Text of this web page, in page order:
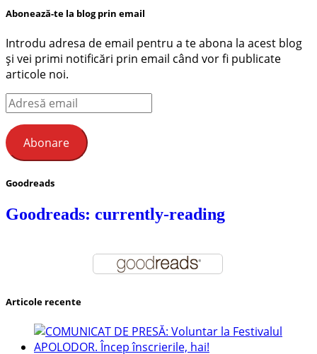
Abonează-te la blog prin email
Introdu adresa de email pentru a te abona la acest blog
și vei primi notificări prin email când vor fi publicate
articole noi.
Adresă
email
Abonare
Goodreads
Goodreads: currently-reading
Articole recente